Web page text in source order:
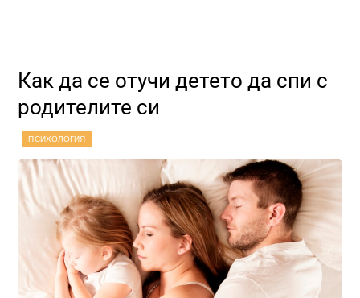
Как да се отучи детето да спи с
родителите си
ПСИХОЛОГИЯ